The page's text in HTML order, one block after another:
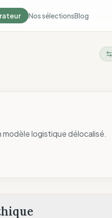
Nos sélectionsBlog
modèle logistique délocalisé.